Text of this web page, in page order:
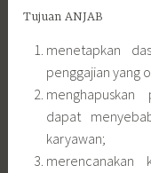
menentukan
lowongan
maupun karyawan
menemukan